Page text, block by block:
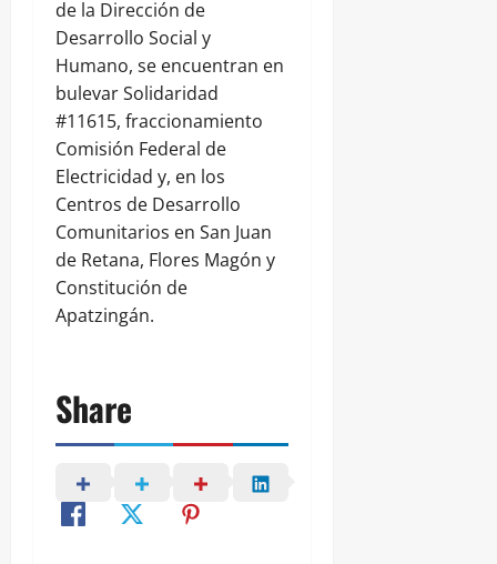
de la Dirección de
Desarrollo Social y
Humano, se encuentran en
bulevar Solidaridad
#11615, fraccionamiento
Comisión Federal de
Electricidad y, en los
Centros de Desarrollo
Comunitarios en San Juan
de Retana, Flores Magón y
Constitución de
Apatzingán.
Share